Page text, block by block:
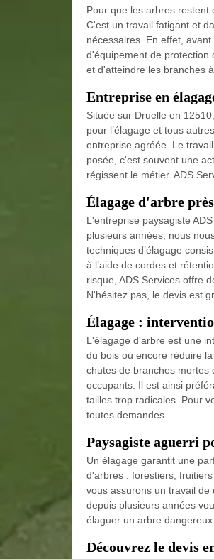
Pour que les arbres restent
C'est un travail fatigant et
nécessaires. En effet,
d'équipement de protection
et d'atteindre les branches
Entreprise en
Située sur Druelle en
pour l’élagage et tous
entreprise agréée. Le
posée, c'est souvent une
régissent le métier. ADS
Élagage d'arbre
L'entreprise paysagiste
plusieurs années, nous
techniques d’élagage
à l’aide de cordes et
risque, ADS Services offre
N'hésitez pas, le devis est
Élagage :
L'élagage d'arbre est une
du bois ou encore réduire
chutes de branches mortes
occupants. Il est ainsi
tailles trop radicales. Pour
toutes demandes.
Paysagiste aguerri
Un élagage garantit une
d'arbres : forestiers,
vous assurons un travail
depuis plusieurs années
élaguer un arbre
Découvrez le devis